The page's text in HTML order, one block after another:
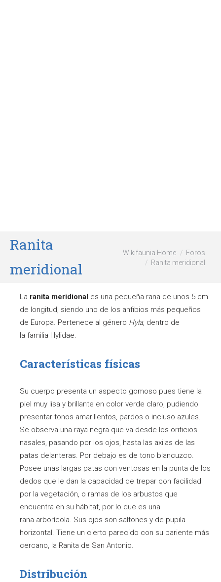
Ranita
meridional
Wikifaunia Home
Foros
Ranita meridional
La ranita meridional es una pequeña rana de unos 5 cm
de longitud, siendo uno de los anfibios más pequeños
de Europa. Pertenece al género Hyla, dentro de
la familia Hylidae.
Características físicas
Su cuerpo presenta un aspecto gomoso pues tiene la
piel muy lisa y brillante en color verde claro, pudiendo
presentar tonos amarillentos, pardos o incluso azules.
Se observa una raya negra que va desde los orificios
nasales, pasando por los ojos, hasta las axilas de las
patas delanteras. Por debajo es de tono blancuzco.
Posee unas largas patas con ventosas en la punta de los
dedos que le dan la capacidad de trepar con facilidad
por la vegetación, o ramas de los arbustos que
encuentra en su hábitat, por lo que es una
rana arborícola. Sus ojos son saltones y de pupila
horizontal. Tiene un cierto parecido con su pariente más
cercano, la Ranita de San Antonio.
Distribución